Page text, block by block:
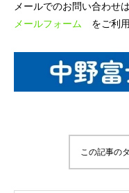
メールでのお問い合わせは
メールフォーム をご利用
この記事の